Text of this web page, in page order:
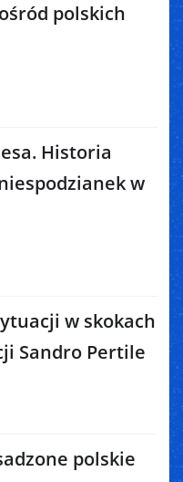
polskich
Historia
w
w skokach
Sandro Pertile
polskie